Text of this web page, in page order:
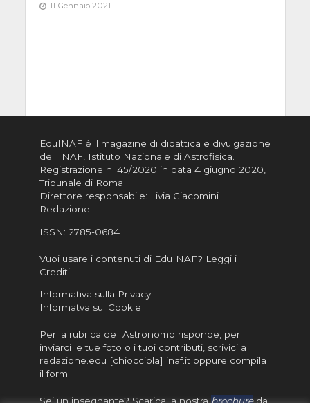
11 Gennaio 2021
EduINAF è il magazine di didattica e divulgazione
dell'INAF, Istituto Nazionale di Astrofisica
Registrazione n. 45/2020 in data 4 giugno 2020,
Tribunale di Roma
Direttore responsabile: Livia Giacomini
Redazione
ISSN: 2785-0684
Vuoi usare i contenuti di EduINAF? Leggi i
Crediti.
Informativa sulla Privacy
Informatva sui Cookie
Per la rubrica de l'Astronomo risponde, per
inviarci le tue foto o i tuoi contributi, scrivici a
redazione.edu [chiocciola] inaf.it oppure compila
il form
Sei un insegnante? Scarica la nostrabrochureda